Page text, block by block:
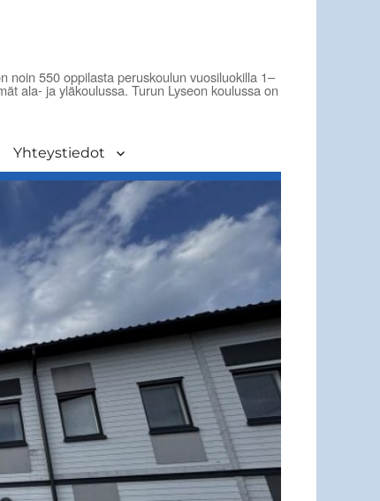
noin 550 oppilasta peruskoulun vuosiluokilla 1–
ala- ja yläkoulussa. Turun Lyseon koulussa on
Yhteystiedot